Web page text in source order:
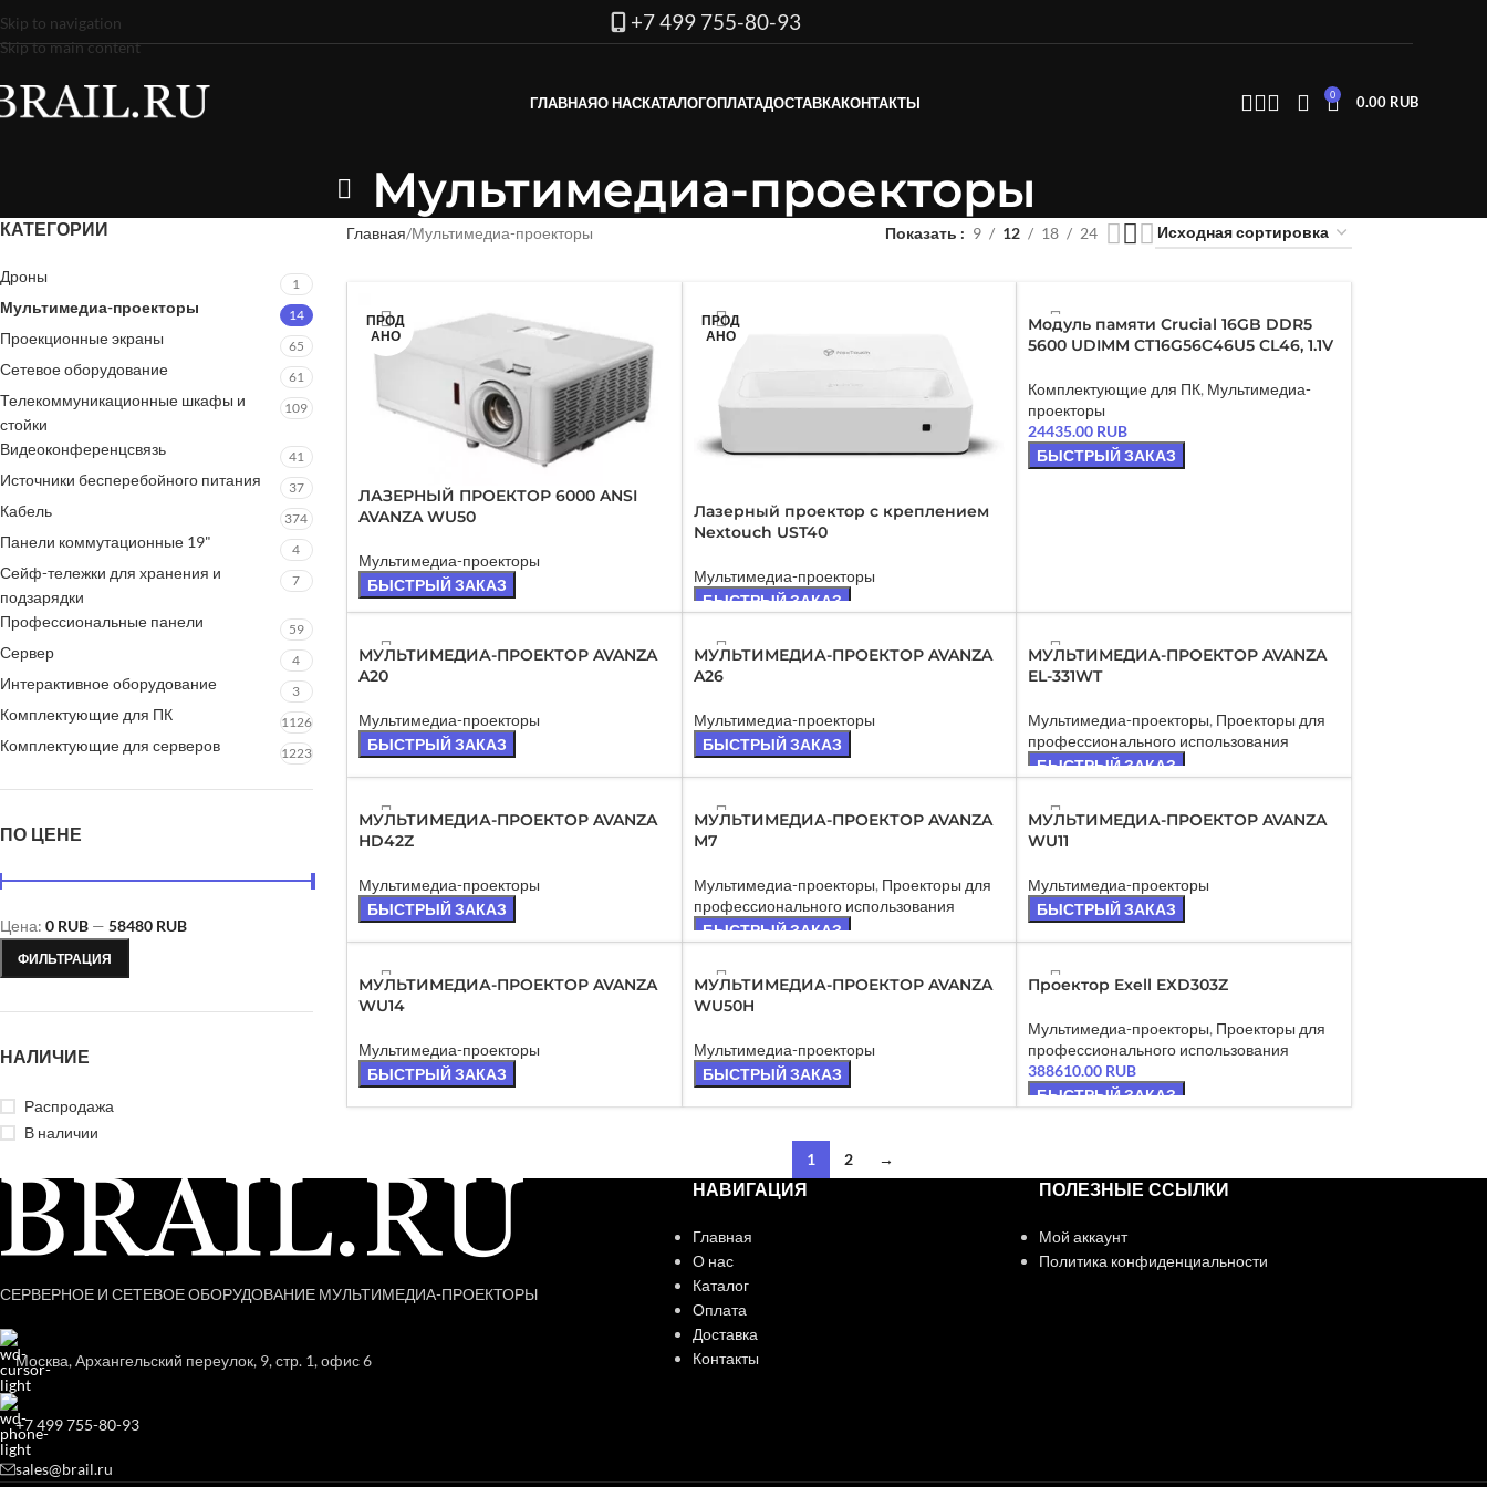
Skip to navigation
Skip to main content
+7 499 755-80-93
ГЛАВНАЯО НАСКАТАЛОГОПЛАТАДОСТАВКАКОНТАКТЫ 0 0.00 RUB
Мультимедиа-проекторы
КАТЕГОРИИ
Дроны 1
Мультимедиа-проекторы 14
Проекционные экраны 65
Сетевое оборудование 61
Телекоммуникационные шкафы и
стойки
109
Видеоконференцсвязь 41
Источники бесперебойного питания 37
Кабель 374
Панели коммутационные 19" 4
Сейф-тележки для хранения и
подзарядки
7
Профессиональные панели 59
Сервер 4
Интерактивное оборудование 3
Комплектующие для ПК 1126
Комплектующие для серверов 1223
ПО ЦЕНЕ
ФИЛЬТРАЦИЯ
Цена: 0 RUB — 58480 RUB
НАЛИЧИЕ
Распродажа
В наличии
Главная Мультимедиа-проекторы Показать 9 12 18 24
ПРОД
АНО
ЛАЗЕРНЫЙ ПРОЕКТОР 6000 ANSI
AVANZA WU50
Мультимедиа-проекторы
БЫСТРЫЙ ЗАКАЗ
ПРОД
АНО
Лазерный проектор с креплением
Nextouch UST40
Мультимедиа-проекторы
БЫСТРЫЙ ЗАКАЗ
Модуль памяти Crucial 16GB DDR5
5600 UDIMM CT16G56C46U5 CL46, 1.1V
Комплектующие для ПК, Мультимедиа-
проекторы
24435.00 RUB
БЫСТРЫЙ ЗАКАЗ
ПРОД
АНО
МУЛЬТИМЕДИА-ПРОЕКТОР AVANZA
A20
Мультимедиа-проекторы
БЫСТРЫЙ ЗАКАЗ
ПРОД
АНО
МУЛЬТИМЕДИА-ПРОЕКТОР AVANZA
A26
Мультимедиа-проекторы
БЫСТРЫЙ ЗАКАЗ
ПРОД
АНО
МУЛЬТИМЕДИА-ПРОЕКТОР AVANZA
EL-331WT
Мультимедиа-проекторы, Проекторы для
профессионального использования
БЫСТРЫЙ ЗАКАЗ
ПРОД
АНО
МУЛЬТИМЕДИА-ПРОЕКТОР AVANZA
HD42Z
Мультимедиа-проекторы
БЫСТРЫЙ ЗАКАЗ
ПРОД
АНО
МУЛЬТИМЕДИА-ПРОЕКТОР AVANZA
M7
Мультимедиа-проекторы, Проекторы для
профессионального использования
БЫСТРЫЙ ЗАКАЗ
ПРОД
АНО
МУЛЬТИМЕДИА-ПРОЕКТОР AVANZA
WU11
Мультимедиа-проекторы
БЫСТРЫЙ ЗАКАЗ
ПРОД
АНО
МУЛЬТИМЕДИА-ПРОЕКТОР AVANZA
WU14
Мультимедиа-проекторы
БЫСТРЫЙ ЗАКАЗ
ПРОД
АНО
МУЛЬТИМЕДИА-ПРОЕКТОР AVANZA
WU50H
Мультимедиа-проекторы
БЫСТРЫЙ ЗАКАЗ
Проектор Exell EXD303Z
Мультимедиа-проекторы, Проекторы для
профессионального использования
388610.00 RUB
БЫСТРЫЙ ЗАКАЗ
1 2 →
СЕРВЕРНОЕ И СЕТЕВОЕ ОБОРУДОВАНИЕ МУЛЬТИМЕДИА-ПРОЕКТОРЫ
Москва, Архангельский переулок, 9, стр. 1, офис 6
+7 499 755-80-93
sales@brail.ru
НАВИГАЦИЯ
Главная
О нас
Каталог
Оплата
Доставка
Контакты
ПОЛЕЗНЫЕ ССЫЛКИ
Мой аккаунт
Политика конфиденциальности